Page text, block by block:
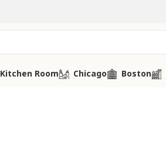
Kitchen Room Chicago Boston